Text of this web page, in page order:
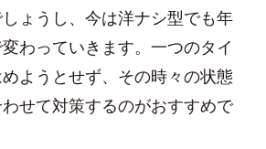
ょうし、今は洋ナシ型でも年
わっていきます。一つのタイ
ようとせず、その時々の状態
せて対策するのがおすすめで